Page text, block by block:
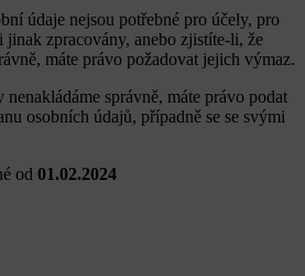
údaje nejsou potřebné pro účely, pro
jinak zpracovány, anebo zjistíte-li, že
máte právo požadovat jejich výmaz.
nenakládáme správně, máte právo podat
osobních údajů, případně se se svými
od 01.02.2024